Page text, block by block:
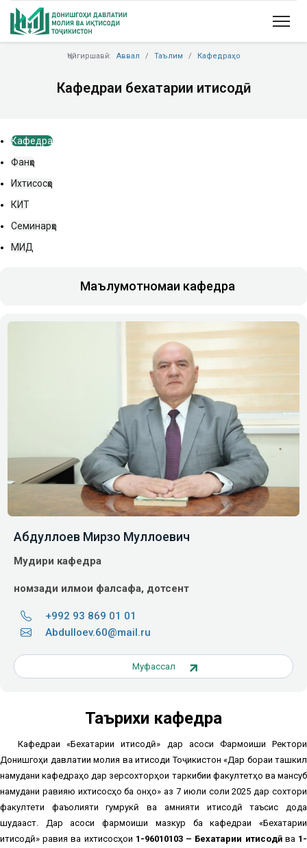
Ҷойгиршавӣ: Аввал Таълим Кафедраҳо
Кафедраи бехатарии иқтисодӣ
Кафедра
Фанҳо
Ихтисосҳо
КИТ
Семинарҳо
МИД
Маълумотномаи кафедра
Абдуллоев Мирзо Муллоевич
Мудири кафедра
номзади илмҳои фалсафа, дотсент
+992 93 869 01 01
Abdulloev.60@mail.ru
Муфассал
Таърихи кафедра
Кафедраи «Бехатарии иқтисодӣ» дар асоси Фармоиши Ректори
Донишгоҳи давлатии молия ва иқтисоди Тоҷикистон «Дар бораи ташкил
намудани кафедраҳо дар зерсохторҳои таркибии факултетҳо ва мансуб
намудани равияю ихтисосҳо ба онҳо» аз 7 июли соли 2025 дар сохтори
факултети фаъолияти гумрукӣ ва амнияти иқтисодӣ таъсис дода
шудааст. Дар асоси фармоиши мазкур ба кафедраи «Бехатарии
иқтисодӣ» равия ва ихтисосҳои 1-96010103 – Бехатарии иқтисодӣва 1-